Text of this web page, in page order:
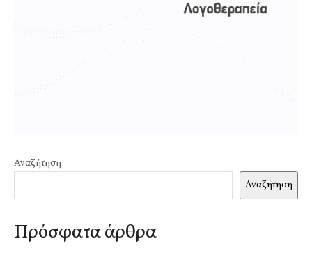
Αναζήτηση
Αναζήτηση
Πρόσφατα άρθρα